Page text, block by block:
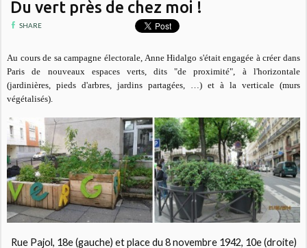
Du vert près de chez moi !
SHARE
Au cours de sa campagne électorale, Anne Hidalgo s'était engagée à créer dans
Paris de nouveaux espaces verts, dits "de proximité", à l'horizontale
(jardinières, pieds d'arbres, jardins partagées, …) et à la verticale (murs
végétalisés).
Rue Pajol, 18e (gauche) et place du 8 novembre 1942, 10e (droite)